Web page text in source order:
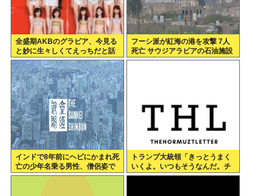
全盛期AKBのグラビア、今見る
と妙に生々しくてえっちだと話
題にwww
フーシ派が紅海の港を攻撃 7人
死亡 サウジアラビアの石油施設
にも攻撃
インドで8年前にヘビにかまれ死
亡の少年名乗る男性、僧侶姿で
現れ金銭を要求
トランプ大統領「きっとうまく
いくよ。いつもそうなんだ。チ
ェスゲームみたいなものさ」